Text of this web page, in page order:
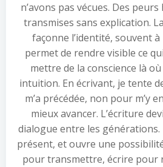
n’avons pas vécues. Des
transmises sans explication.
façonne l’identité, souvent
permet de rendre visible ce
mettre de la conscience là où
intuition. En écrivant, je tente
m’a précédée, non pour m’y
mieux avancer. L’écriture
dialogue entre les générations.
présent, et ouvre une
pour transmettre, écrire pour